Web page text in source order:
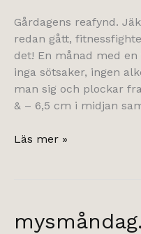
Gårdagens reafynd.
redan gått,
det! En månad med
inga sötsaker, ingen
man sig och plockar
& – 6,5 cm i midjan
fitnessfighten
Läs mer »
mysmåndag.